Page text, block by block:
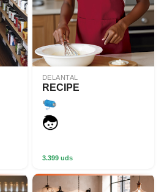
DELANTAL
RECIPE
3.399 uds